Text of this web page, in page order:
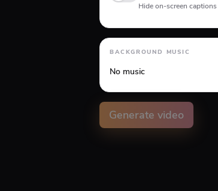
Hide on-screen
Animation type
BACKGROUND MUSIC
No music
Generate video